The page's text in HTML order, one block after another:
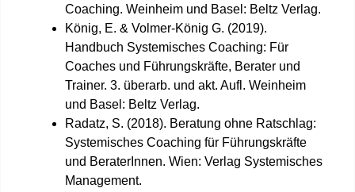
Coaching. Weinheim und Basel: Beltz Verlag.
König, E. & Volmer-König G. (2019).
Handbuch Systemisches Coaching: Für
Coaches und Führungskräfte, Berater und
Trainer. 3. überarb. und akt. Aufl. Weinheim
und Basel: Beltz Verlag.
Radatz, S. (2018). Beratung ohne Ratschlag:
Systemisches Coaching für Führungskräfte
und BeraterInnen. Wien: Verlag Systemisches
Management.